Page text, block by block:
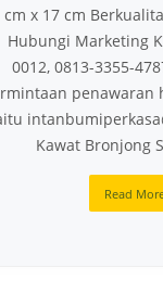
cm x 17 cm
Hubungi Marketing
0012, 0813-3355-
penawaran
Kawat Bronjong
Read